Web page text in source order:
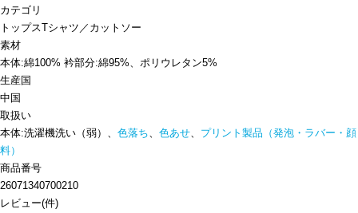
カテゴリ
トップスTシャツ／カットソー
素材
本体:綿100% 衿部分:綿95%、ポリウレタン5%
生産国
中国
取扱い
本体:洗濯機洗い（弱）、 色落ち、 色あせ、 プリント製品（発泡・ラバー・顔
料）
商品番号
26071340700210
レビュー(件)